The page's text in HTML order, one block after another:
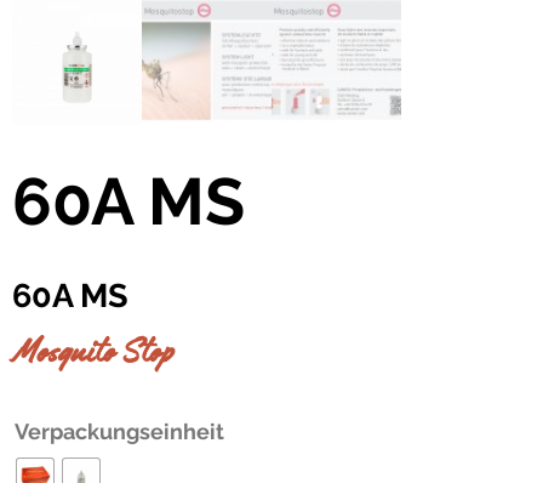
60A MS
60A MS
Mosquito Stop
Verpackungseinheit